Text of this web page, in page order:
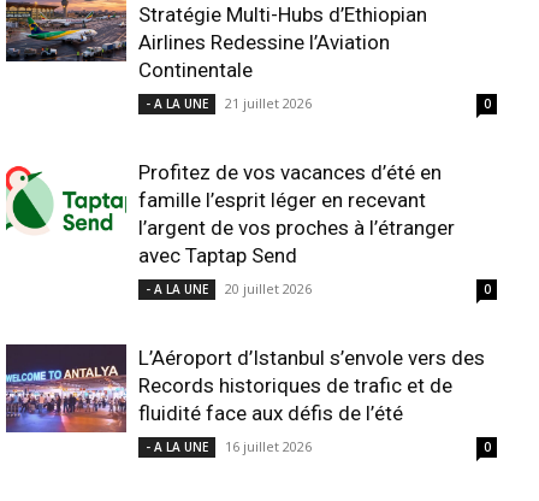
Stratégie Multi-Hubs d’Ethiopian
Airlines Redessine l’Aviation
Continentale
- A LA UNE 21 juillet 2026 0
Profitez de vos vacances d’été en
famille l’esprit léger en recevant
l’argent de vos proches à l’étranger
avec Taptap Send
- A LA UNE 20 juillet 2026 0
L’Aéroport d’Istanbul s’envole vers des
Records historiques de trafic et de
fluidité face aux défis de l’été
- A LA UNE 16 juillet 2026 0